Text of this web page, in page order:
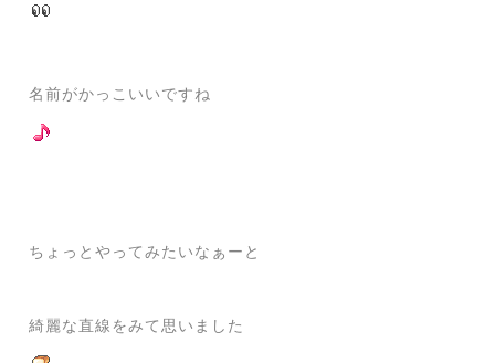
名前がかっこいいですね
ちょっとやってみたいなぁーと
綺麗な直線をみて思いました